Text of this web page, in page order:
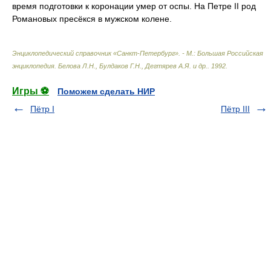
время подготовки к коронации умер от оспы. На Петре II род
Романовых пресёкся в мужском колене.
Энциклопедический справочник «Санкт-Петербург». - М.: Большая Российская
энциклопедия Белова Л.Н., Булдаков Г.Н., Дегтярев А.Я. и др. 1992
Игры ⚽
Поможем сделать НИР
Пётр I
Пётр III